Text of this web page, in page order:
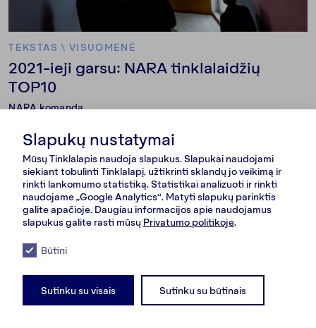
TEKSTAS \VISUOMENĖ
2021-ieji garsu: NARA tinklalaidžių
TOP10
NARA komanda
Slapukų nustatymai
Mūsų Tinklalapis naudoja slapukus. Slapukai naudojami
siekiant tobulinti Tinklalapį, užtikrinti sklandų jo veikimą ir
rinkti lankomumo statistiką. Statistikai analizuoti ir rinkti
naudojame „Google Analytics“. Matyti slapukų parinktis
galite apačioje. Daugiau informacijos apie naudojamus
slapukus galite rasti mūsų Privatumo politikoje.
Būtini
Sutinku su visais Sutinku su būtinais